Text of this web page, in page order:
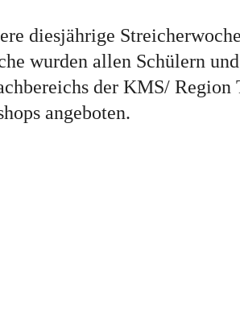
diesjährige
wurden allen Schülern und
der KMS/ Region
angeboten.